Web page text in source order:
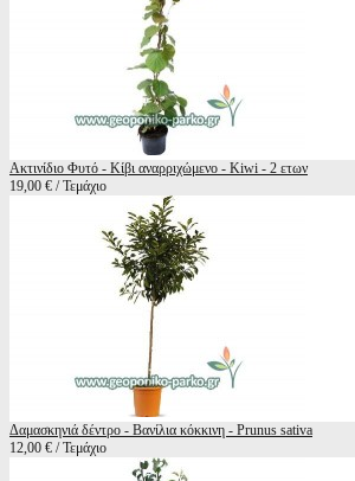
Ακτινίδιο Φυτό - Κίβι αναρριχώμενο - Kiwi - 2 ετων
19,00 € / Τεμάχιο
Δαμασκηνιά δέντρο - Βανίλια κόκκινη - Prunus sativa
12,00 € / Τεμάχιο